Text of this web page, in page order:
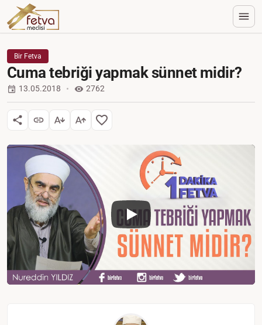
Bir Fetva
Cuma tebriği yapmak sünnet midir?
13.05.2018 2762